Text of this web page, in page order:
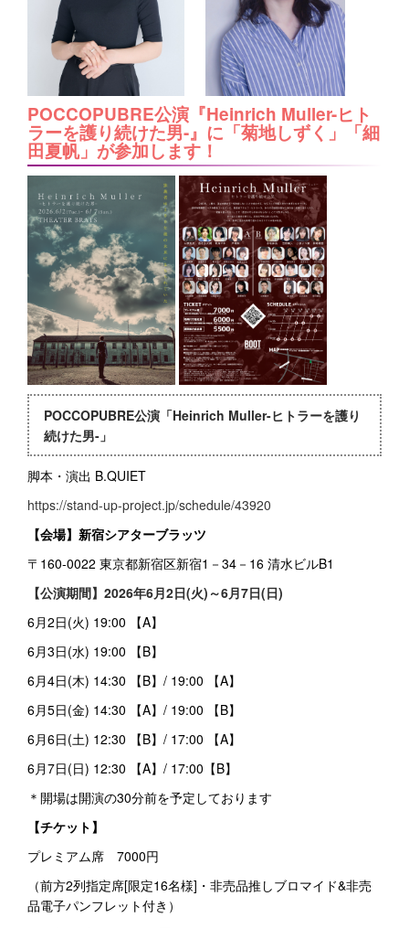
POCCOPUBRE公演『Heinrich Muller-ヒト
ラーを護り続けた男-』に「菊地しずく」「細
田夏帆」が参加します！
POCCOPUBRE公演「Heinrich Muller-ヒトラーを護り
続けた男-」
脚本・演出 B.QUIET
https://stand-up-project.jp/schedule/43920
【会場】新宿シアターブラッツ
〒160-0022 東京都新宿区新宿1－34－16 清水ビルB1
【公演期間】2026年6月2日(火)～6月7日(日)
6月2日(火) 19:00 【A】
6月3日(水) 19:00 【B】
6月4日(木) 14:30 【B】/ 19:00 【A】
6月5日(金) 14:30 【A】/ 19:00 【B】
6月6日(土) 12:30 【B】/ 17:00 【A】
6月7日(日) 12:30 【A】/ 17:00【B】
＊開場は開演の30分前を予定しております
【チケット】
プレミアム席 7000円
（前方2列指定席[限定16名様]・非売品推しブロマイド&非売
品電子パンフレット付き）